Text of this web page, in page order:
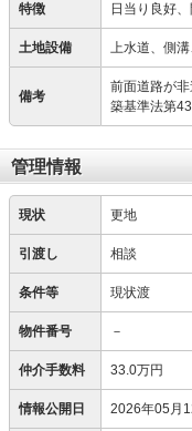
特徴 日当り良好
土地設備 上水道、側
備考
前面道路が
築基準法第
管理情報
現状 更地
引渡し 相談
条件等 現状渡
物件番号 －
仲介手数料 33.0万円
情報公開日 2026年05月